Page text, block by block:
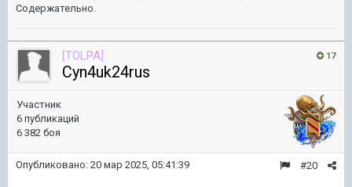
Содержательно.
17
[TOLPA]
Cyn4uk24rus
Участник
6 публикаций
6 382 боя
#20
Опубликовано: 20 мар 2025, 05:41:39